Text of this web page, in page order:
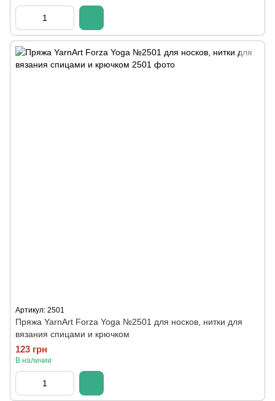
Артикул: 2501
Пряжа YarnArt Forza Yoga №2501 для носков, нитки для
вязания спицами и крючком
123 грн
В наличии